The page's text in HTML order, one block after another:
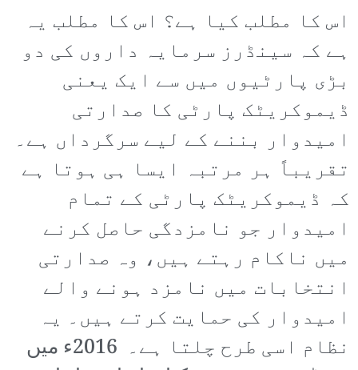
اس کا مطلب کیا ہے؟ اس کا مطلب یہ
ہے کہ سینڈرز سرمایہ داروں کی دو
بڑی پارٹیوں میں سے ایک یعنی
ڈیموکریٹک پارٹی کا صدارتی
امیدوار بننے کے لیے سرگرداں ہے۔
تقریباً ہر مرتبہ ایسا ہی ہوتا ہے
کہ ڈیموکریٹک پارٹی کے تمام
امیدوار جو نامزدگی حاصل کرنے
میں ناکام رہتے ہیں، وہ صدارتی
انتخابات میں نامزد ہونے والے
امیدوار کی حمایت کرتے ہیں۔ یہ
نظام اسی طرح چلتا ہے۔ 2016ء میں